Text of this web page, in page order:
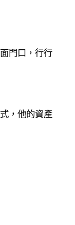
門口，行行
，他的資產